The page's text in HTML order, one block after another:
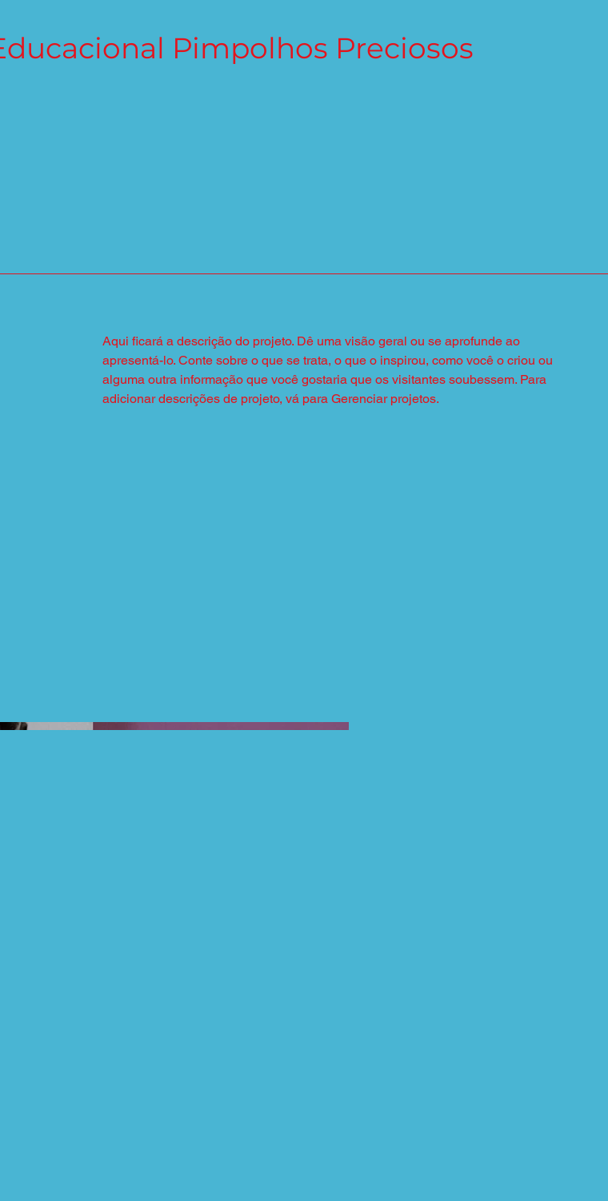
Pimpolhos Preciosos
Aqui ficará a descrição do projeto. Dê uma visão geral ou se aprofunde ao
apresentá-lo. Conte sobre o que se trata, o que o inspirou, como você o criou ou
alguma outra informação que você gostaria que os visitantes soubessem. Para
adicionar descrições de projeto, vá para Gerenciar projetos.